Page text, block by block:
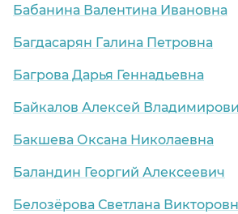
Бабанина Валентина Ивановна
Багдасарян Галина Петровна
Багрова Дарья Геннадьевна
Байкалов Алексей
Бакшева Оксана Николаевна
Баландин Георгий Алексеевич
Белозёрова Светлана